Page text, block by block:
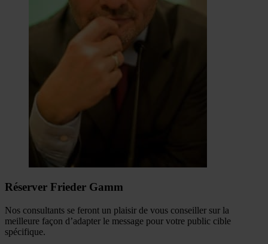
Réserver Frieder Gamm
Nos consultants se feront un plaisir de vous conseiller sur la
meilleure façon d’adapter le message pour votre public cible
spécifique.